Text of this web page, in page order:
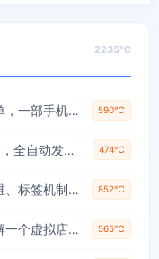
2235℃
淘宝闪购浏览就有收益，几分钟一单，一部手机就可操作，操作简单，小白轻松日入3张【揭秘】 590℃
8月带货最新打法，黑科技一键搬运，全自动发布单日5张+，提供矩阵玩法+无限账号【揭秘】 474℃
抖音手工赛道运营实战课，流量思维、标签机制、垂直定位，解决不起号难题，单月变现破3万 852℃
小红书虚拟店铺拆解社群，每天拆解一个虚拟店，简单实用(赠送小红书虚拟教程) 565℃